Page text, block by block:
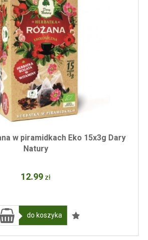
w piramidkach Eko 15x3g Dary
Natury
12.99 zł
do koszyka